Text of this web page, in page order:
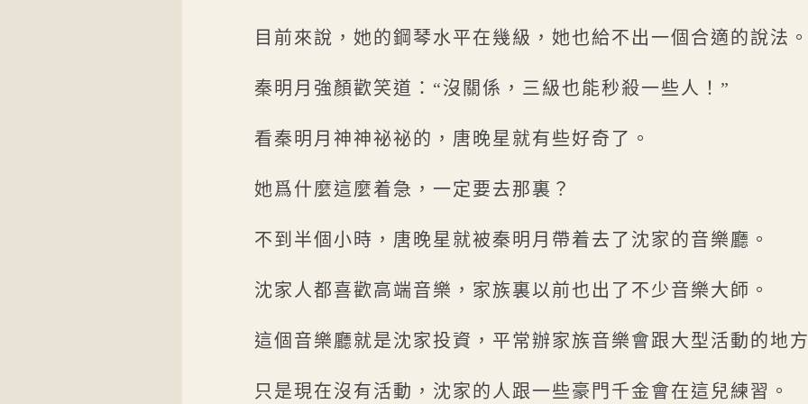
目前來說，她的鋼琴水平在幾級，她也給不出一個合適的說法
秦明月強顏歡笑道：“沒關係，三級也能秒殺一些人！”
看秦明月神神祕祕的，唐晚星就有些好奇了。
她爲什麼這麼着急，一定要去那裏？
不到半個小時，唐晚星就被秦明月帶着去了沈家的音樂廳。
沈家人都喜歡高端音樂，家族裏以前也出了不少音樂大師。
這個音樂廳就是沈家投資，平常辦家族音樂會跟大型活動的地
只是現在沒有活動，沈家的人跟一些豪門千金會在這兒練習。